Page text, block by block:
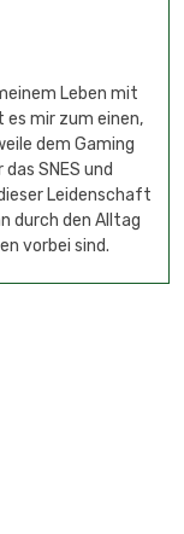
Leben mit
mir zum einen,
dem Gaming
SNES und
Leidenschaft
durch den Alltag
vorbei sind.